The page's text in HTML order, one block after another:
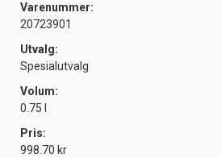
Varenummer:
20723901
Utvalg:
Spesialutvalg
Volum:
0.75 l
Pris:
998.70 kr